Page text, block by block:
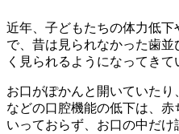
近年、子どもたちの体力低
で、昔は見られなかった歯
く見られるようになってきて
お口がぽかんと開いていた
などの口腔機能の低下は、赤
いっておらず、お口の中だけ